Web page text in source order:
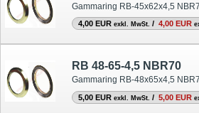
Gammaring RB-45x62x4,5
4,00 EUR exkl. MwSt. / 4,00 EUR
RB 48-65-4,5 NBR70
Gammaring RB-48x65x4,5
5,00 EUR exkl. MwSt. / 5,00 EUR